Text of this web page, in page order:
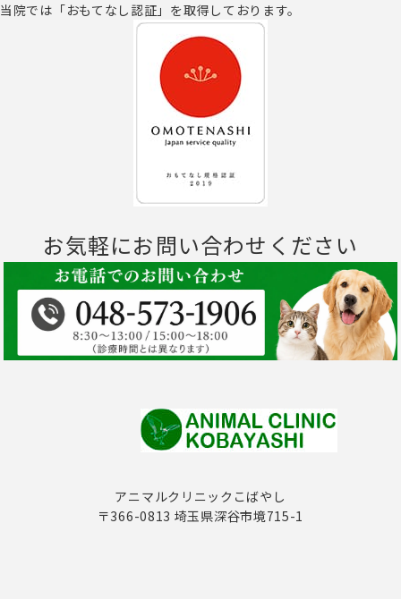
当院では「おもてなし認証」を取得しております。
お気軽にお問い合わせください
アニマルクリニックこばやし
〒366-0813 埼玉県深谷市境715-1